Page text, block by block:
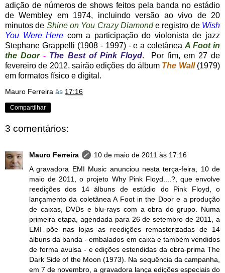
adição de números de shows feitos pela banda no estádio
de Wembley em 1974, incluindo versão ao vivo de 20
minutos de Shine on You Crazy Diamonde registro de Wish
You Were Here com a participação do violonista de jazz
Stephane Grappelli (1908 - 1997) - e a coletâneaA Foot in
the Door- The Best of Pink Floyd. Por fim, em 27 de
fevereiro de 2012, sairão edições do álbum The Wall(1979)
em formatos físico e digital.
Mauro Ferreira às 17:16
Compartilhar
3 comentários:
Mauro Ferreira
10 de maio de 2011 às 17:16
A gravadora EMI Music anunciou nesta terça-feira, 10 de
maio de 2011, o projeto Why Pink Floyd....?, que envolve
reedições dos 14 álbuns de estúdio do Pink Floyd, o
lançamento da coletânea A Foot in the Door e a produção
de caixas, DVDs e blu-rays com a obra do grupo. Numa
primeira etapa, agendada para 26 de setembro de 2011, a
EMI põe nas lojas as reedições remasterizadas de 14
álbuns da banda - embalados em caixa e também vendidos
de forma avulsa - e edições estendidas da obra-prima The
Dark Side of the Moon (1973). Na sequência da campanha,
em 7 de novembro, a gravadora lança edições especiais do